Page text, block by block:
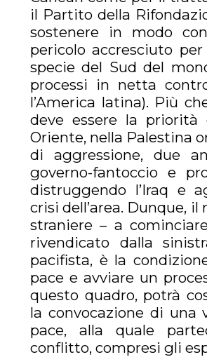
il Partito della
sostenere in modo
pericolo accresciuto
specie del Sud del
processi in netta
l’America latina). Più
deve essere la
Oriente, nella Palestina
di aggressione, due
governo-fantoccio e
distruggendo l’Iraq e
crisi dell’area. Dunque,
straniere – a
rivendicato dalla
pacifista, è la
pace e avviare un
questo quadro, potrà
la convocazione di una
pace, alla quale
conflitto, compresi gli